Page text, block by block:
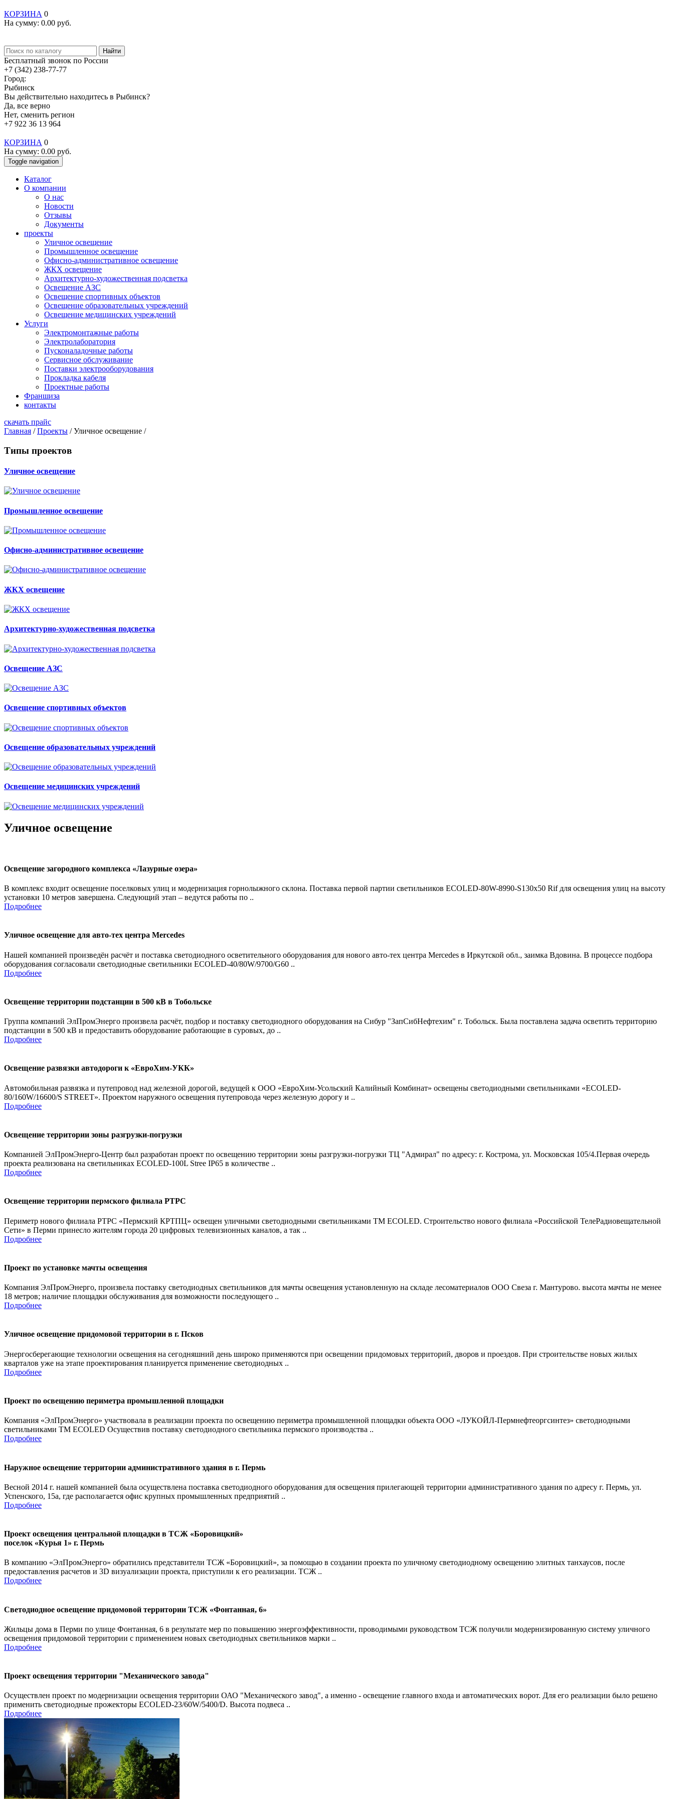
КОРЗИНА 0
На сумму: 0.00 руб.
Найти
Бесплатный звонок по России
+7 (342) 238-77-77
Город:
Рыбинск
Вы действительно находитесь в Рыбинск?
Да, все верно
Нет, сменить регион
+7 922 36 13 964
КОРЗИНА 0
На сумму: 0.00 руб.
Toggle navigation
Каталог
О компании
О нас
Новости
Отзывы
Документы
проекты
Уличное освещение
Промышленное освещение
Офисно-административное освещение
ЖКХ освещение
Архитектурно-художественная подсветка
Освещение АЗС
Освещение спортивных объектов
Освещение образовательных учреждений
Освещение медицинских учреждений
Услуги
Электромонтажные работы
Электролаборатория
Пусконаладочные работы
Сервисное обслуживание
Поставки электрооборудования
Прокладка кабеля
Проектные работы
Франшиза
контакты
скачать прайс
Главная / Проекты / Уличное освещение /
Типы проектов
Уличное освещение
Промышленное освещение
Офисно-административное освещение
ЖКХ освещение
Архитектурно-художественная подсветка
Освещение АЗС
Освещение спортивных объектов
Освещение образовательных учреждений
Освещение медицинских учреждений
Уличное освещение
Освещение загородного комплекса «Лазурные озера»
В комплекс входит освещение поселковых улиц и модернизация горнолыжного склона. Поставка первой партии светильников ECOLED-80W-8990-S130x50 Rif для освещения улиц на высоту
установки 10 метров завершена. Следующий этап – ведутся работы по ..
Подробнее
Уличное освещение для авто-тех центра Mercedes
Нашей компанией произведён расчёт и поставка светодиодного осветительного оборудования для нового авто-тех центра Mercedes в Иркутской обл., заимка Вдовина. В процессе подбора
оборудования согласовали светодиодные светильники ECOLED-40/80W/9700/G60 ..
Подробнее
Освещение территории подстанции в 500 кВ в Тобольске
Группа компаний ЭлПромЭнерго произвела расчёт, подбор и поставку светодиодного оборудования на Сибур "ЗапСибНефтехим" г. Тобольск. Была поставлена задача осветить территорию
подстанции в 500 кВ и предоставить оборудование работающие в суровых, до ..
Подробнее
Освещение развязки автодороги к «ЕвроХим-УКК»
Автомобильная развязка и путепровод над железной дорогой, ведущей к ООО «ЕвроХим-Усольский Калийный Комбинат» освещены светодиодными светильниками «ECOLED-
80/160W/16600/S STREET». Проектом наружного освещения путепровода через железную дорогу и ..
Подробнее
Освещение территории зоны разгрузки-погрузки
Компанией ЭлПромЭнерго-Центр был разработан проект по освещению территории зоны разгрузки-погрузки ТЦ "Адмирал" по адресу: г. Кострома, ул. Московская 105/4.Первая очередь
проекта реализована на светильниках ECOLED-100L Stree IP65 в количестве ..
Подробнее
Освещение территории пермского филиала РТРС
Периметр нового филиала РТРС «Пермский КРТПЦ» освещен уличными светодиодными светильниками TM ECOLED. Строительство нового филиала «Российской ТелеРадиовещательной
Сети» в Перми принесло жителям города 20 цифровых телевизионных каналов, а так ..
Подробнее
Проект по установке мачты освещения
Компания ЭлПромЭнерго, произвела поставку светодиодных светильников для мачты освещения установленную на складе лесоматериалов ООО Свеза г. Мантурово. высота мачты не менее
18 метров; наличие площадки обслуживания для возможности последующего ..
Подробнее
Уличное освещение придомовой территории в г. Псков
Энергосберегающие технологии освещения на сегодняшний день широко применяются при освещении придомовых территорий, дворов и проездов. При строительстве новых жилых
кварталов уже на этапе проектирования планируется применение светодиодных ..
Подробнее
Проект по освещению периметра промышленной площадки
Компания «ЭлПромЭнерго» участвовала в реализации проекта по освещению периметра промышленной площадки объекта ООО «ЛУКОЙЛ-Пермнефтеоргсинтез» светодиодными
светильниками ТМ ECOLED Осуществив поставку светодиодного светильника пермского производства ..
Подробнее
Наружное освещение территории административного здания в г. Пермь
Весной 2014 г. нашей компанией была осуществлена поставка светодиодного оборудования для освещения прилегающей территории административного здания по адресу г. Пермь, ул.
Успенского, 15а, где располагается офис крупных промышленных предприятий ..
Подробнее
Проект освещения центральной площадки в ТСЖ «Боровицкий»
поселок «Курья 1» г. Пермь
В компанию «ЭлПромЭнерго» обратились представители ТСЖ «Боровицкий», за помощью в создании проекта по уличному светодиодному освещению элитных танхаусов, после
предоставления расчетов и 3D визуализации проекта, приступили к его реализации. ТСЖ ..
Подробнее
Светодиодное освещение придомовой территории ТСЖ «Фонтанная, 6»
Жильцы дома в Перми по улице Фонтанная, 6 в результате мер по повышению энергоэффективности, проводимыми руководством ТСЖ получили модернизированную систему уличного
освещения придомовой территории с применением новых светодиодных светильников марки ..
Подробнее
Проект освещения территории "Механического завода"
Осуществлен проект по модернизации освещения территории ОАО "Механического завод", а именно - освещение главного входа и автоматических ворот. Для его реализации было решено
применить светодиодные прожекторы ECOLED-23/60W/5400/D. Высота подвеса ..
Подробнее